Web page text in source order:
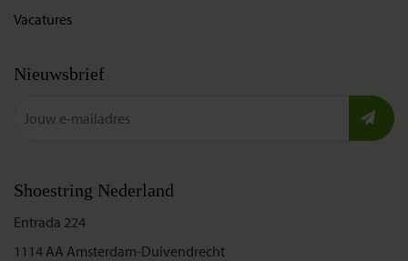
Vacatures
Nieuwsbrief
Shoestring Nederland
Entrada 224
1114 AA Amsterdam-Duivendrecht